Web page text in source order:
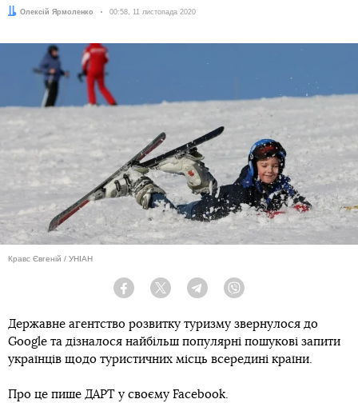
Автор:
Олексій Ярмоленко Дата:
00:58, 11 листопада 2020
Кравс Євгеній / УНІАН
Facebook Twitter Telegram
Державне агентство розвитку туризму звернулося до
Google та дізналося найбільш популярні пошукові запити
українців щодо туристичних місць всередині країни.
Про це пише ДАРТ у своєму Facebook.